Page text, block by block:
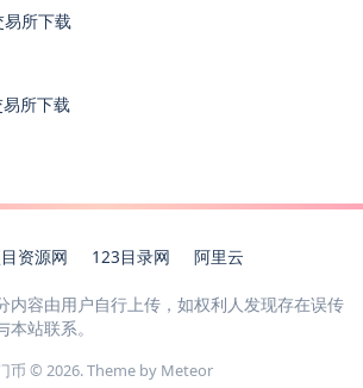
所下载
所下载
资源网 123目录网 阿里云
内容由用户自行上传，如权利人发现存在误传
站联系。
币 © 2026. Theme by Meteor